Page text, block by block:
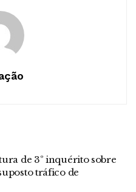
de 3º inquérito sobre
tráfico de